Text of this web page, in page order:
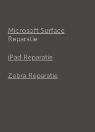
Microsoft Surface
Reparatie
iPad Reparatie
Zebra Reparatie